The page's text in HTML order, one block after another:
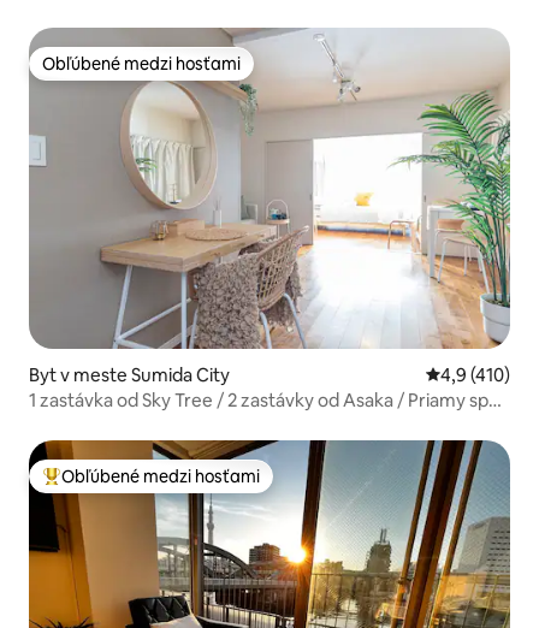
Tree“, TDL a Asakusa, Akihabara
Obľúbené medzi hosťami
Obľúbené medzi hosťami
Byt v meste Sumida City Priemerné
4,9 (410)
1 zastávka od Sky Tree / 2 zastávky od Asaka / Priamy spoj
izba 104 | Prízemie | Shin...
Najobľúbenejšie medzi hosťami
Obľúbené medzi hosťami